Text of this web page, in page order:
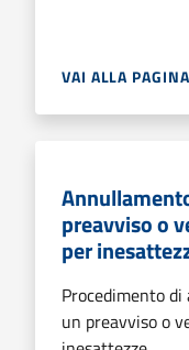
VAI ALLA PAGINA
preavviso o
per
Procedimento
un preavviso o